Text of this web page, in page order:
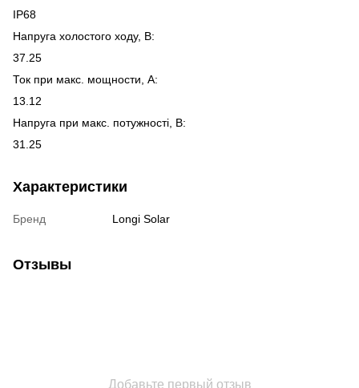
IP68
Напруга холостого ходу, В:
37.25
Ток при макс. мощности, А:
13.12
Напруга при макс. потужності, В:
31.25
Характеристики
Бренд Longi Solar
Отзывы
Добавьте первый отзыв